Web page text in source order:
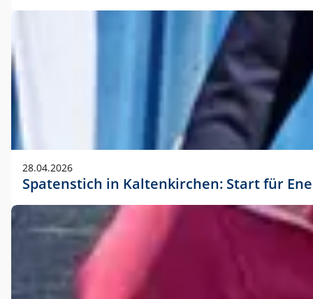
28.04.2026
Spatenstich in Kaltenkirchen: Start für